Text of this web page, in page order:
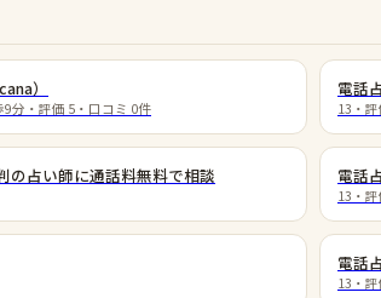
）
9分 ・評価 5 ・口コミ 0件
電話
13 ・
の占い師に通話料無料で相談 電話
13 ・
電話
13 ・